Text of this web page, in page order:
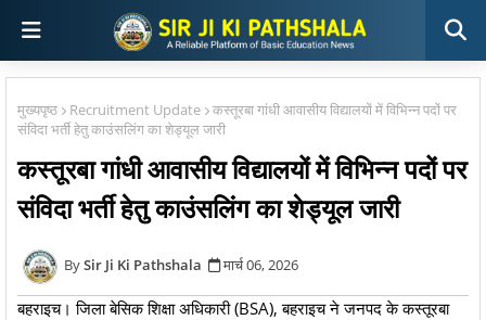
मुख्यपृष्ठ Recruitment Update
कस्तूरबा गांधी आवासीय विद्यालयों में विभिन्न पदों पर
संविदा भर्ती हेतु काउंसलिंग का शेड्यूल जारी
कस्तूरबा गांधी आवासीय विद्यालयों में विभिन्न पदों पर
संविदा भर्ती हेतु काउंसलिंग का शेड्यूल जारी
Sir Ji Ki Pathshala मार्च 06, 2026
बहराइच। जिला बेसिक शिक्षा अधिकारी (BSA), बहराइच ने जनपद के कस्तूरबा